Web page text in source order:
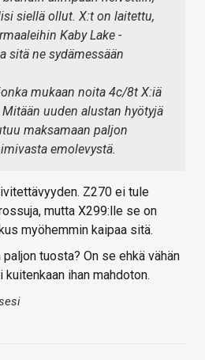
siellä ollut. X:t on laitettu,
Kaby Lake -
sitä ne sydämessään
mukaan noita 4c/8t X:iä
uuden alustan hyötyjä
maksamaan paljon
emolevystä.
Z270 ei tule
mutta X299:lle se on
myöhemmin kaipaa sitä.
tuosta? On se ehkä vähän
ihan mahdoton.